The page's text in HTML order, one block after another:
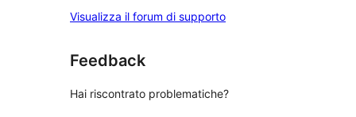
Visualizza il forum di supporto
Feedback
Hai riscontrato problematiche?